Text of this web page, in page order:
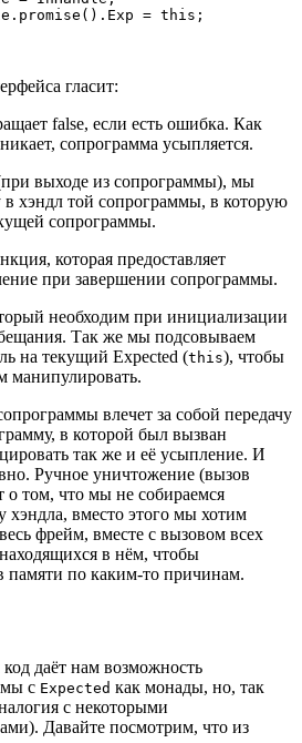
гласит:
false, если есть ошибка. Как
сопрограмма усыпляется.
выходе из сопрограммы), мы
хэндл той сопрограммы, в которую
сопрограммы.
которая предоставляет
при завершении сопрограммы.
необходим при инициализации
Так же мы подсовываем
на текущий Expected (this), чтобы
манипулировать.
влечет за собой передачу
в которой был вызван
так же и её усыпление. И
Ручное уничтожение (вызов
о том, что мы не собираемся
хэндла, вместо этого мы хотим
фрейм, вместе с вызовом всех
в нём, чтобы
памяти по каким-то причинам.
даёт нам возможность
с Expected как монады, но, так
с некоторыми
Давайте посмотрим, что из